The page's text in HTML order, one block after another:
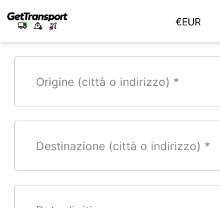
€EUR
Origine (città o indirizzo)
Destinazione (città o indirizzo)